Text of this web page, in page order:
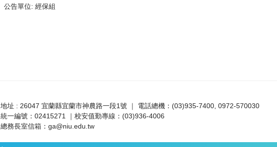
公告單位: 經保組
地址 : 26047 宜蘭縣宜蘭市神農路一段1號 ｜ 電話總機：(03)935-7400, 0972-570030
統一編號：02415271 ｜校安值勤專線：(03)936-4006
總務長室信箱： ga@niu.edu.tw